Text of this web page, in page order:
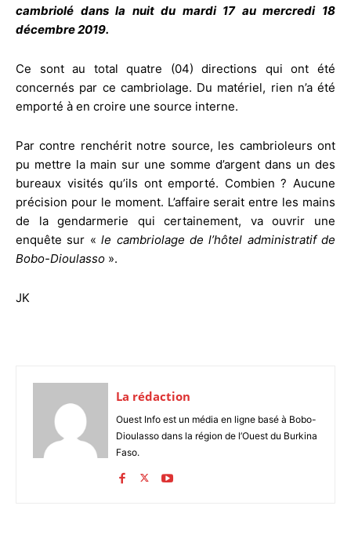
cambriolé dans la nuit du mardi 17 au mercredi 18
décembre 2019.
Ce sont au total quatre (04) directions qui ont été
concernés par ce cambriolage. Du matériel, rien n’a été
emporté à en croire une source interne.
Par contre renchérit notre source, les cambrioleurs ont
pu mettre la main sur une somme d’argent dans un des
bureaux visités qu’ils ont emporté. Combien ? Aucune
précision pour le moment. L’affaire serait entre les mains
de la gendarmerie qui certainement, va ouvrir une
enquête sur «le cambriolage de l’hôtel administratif de
Bobo-Dioulasso ».
JK
La rédaction
Ouest Info est un média en ligne basé à Bobo-
Dioulasso dans la région de l’Ouest du Burkina
Faso.